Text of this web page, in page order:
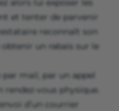
alors lui exposer les
et tenter de parvenir
reconnaît son
un rabais sur le
par mail, par un appel
rendez-vous physique.
d’un courrier